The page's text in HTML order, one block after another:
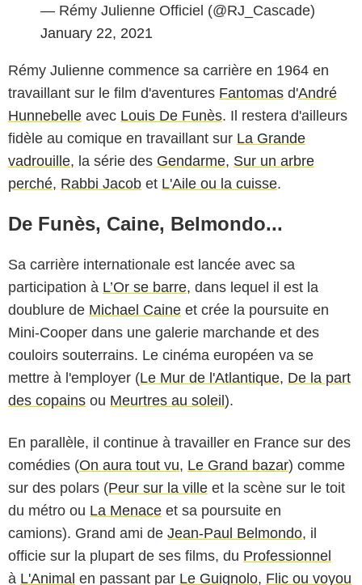
— Rémy Julienne Officiel (@RJ_Cascade)
January 22, 2021
Rémy Julienne commence sa carrière en 1964 en
travaillant sur le film d'aventures Fantomas d'André
Hunnebelle avec Louis De Funès. Il restera d'ailleurs
fidèle au comique en travaillant sur La Grande
vadrouille, la série des Gendarme, Sur un arbre
perché, Rabbi Jacob et L'Aile ou la cuisse.
De Funès, Caine, Belmondo...
Sa carrière internationale est lancée avec sa
participation à L’Or se barre, dans lequel il est la
doublure de Michael Caine et crée la poursuite en
Mini-Cooper dans une galerie marchande et des
couloirs souterrains. Le cinéma européen va se
mettre à l'employer (Le Mur de l'Atlantique, De la part
des copains ou Meurtres au soleil).
En parallèle, il continue à travailler en France sur des
comédies (On aura tout vu, Le Grand bazar) comme
sur des polars (Peur sur la ville et la scène sur le toit
du métro ou La Menace et sa poursuite en
camions). Grand ami de Jean-Paul Belmondo, il
officie sur la plupart de ses films, du Professionnel
à L'Animal en passant par Le Guignolo, Flic ou voyou